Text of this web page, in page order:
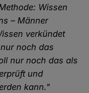
Wissen
– Männer
verkündet
noch das
nur noch das als
und
kann."